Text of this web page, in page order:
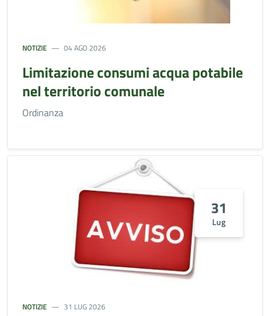
NOTIZIE 04 AGO 2026
Limitazione consumi acqua potabile
nel territorio comunale
Ordinanza
31
Lug
NOTIZIE 31 LUG 2026